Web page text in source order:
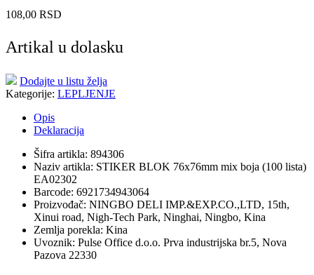
108,00 RSD
Artikal u dolasku
Dodajte u listu želja
Kategorije: LEPLJENJE
Opis
Deklaracija
Šifra artikla: 894306
Naziv artikla: STIKER BLOK 76x76mm mix boja (100 lista)
EA02302
Barcode: 6921734943064
Proizvođač: NINGBO DELI IMP.&EXP.CO.,LTD, 15th,
Xinui road, Nigh-Tech Park, Ninghai, Ningbo, Kina
Zemlja porekla: Kina
Uvoznik: Pulse Office d.o.o. Prva industrijska br.5, Nova
Pazova 22330